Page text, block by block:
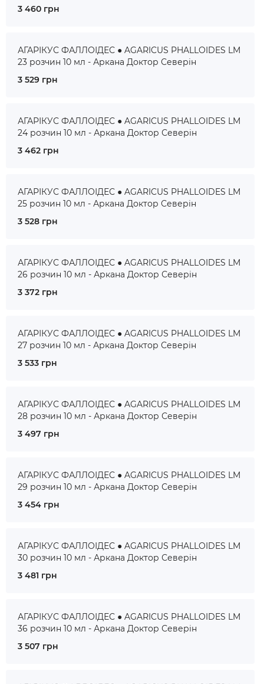
3 460 грн
АГАРІКУС ФАЛЛОІДЕС ● AGARICUS PHALLOIDES LM
23 розчин 10 мл - Аркана Доктор Северін
3 529 грн
АГАРІКУС ФАЛЛОІДЕС ● AGARICUS PHALLOIDES LM
24 розчин 10 мл - Аркана Доктор Северін
3 462 грн
АГАРІКУС ФАЛЛОІДЕС ● AGARICUS PHALLOIDES LM
25 розчин 10 мл - Аркана Доктор Северін
3 528 грн
АГАРІКУС ФАЛЛОІДЕС ● AGARICUS PHALLOIDES LM
26 розчин 10 мл - Аркана Доктор Северін
3 372 грн
АГАРІКУС ФАЛЛОІДЕС ● AGARICUS PHALLOIDES LM
27 розчин 10 мл - Аркана Доктор Северін
3 533 грн
АГАРІКУС ФАЛЛОІДЕС ● AGARICUS PHALLOIDES LM
28 розчин 10 мл - Аркана Доктор Северін
3 497 грн
АГАРІКУС ФАЛЛОІДЕС ● AGARICUS PHALLOIDES LM
29 розчин 10 мл - Аркана Доктор Северін
3 454 грн
АГАРІКУС ФАЛЛОІДЕС ● AGARICUS PHALLOIDES LM
30 розчин 10 мл - Аркана Доктор Северін
3 481 грн
АГАРІКУС ФАЛЛОІДЕС ● AGARICUS PHALLOIDES LM
36 розчин 10 мл - Аркана Доктор Северін
3 507 грн